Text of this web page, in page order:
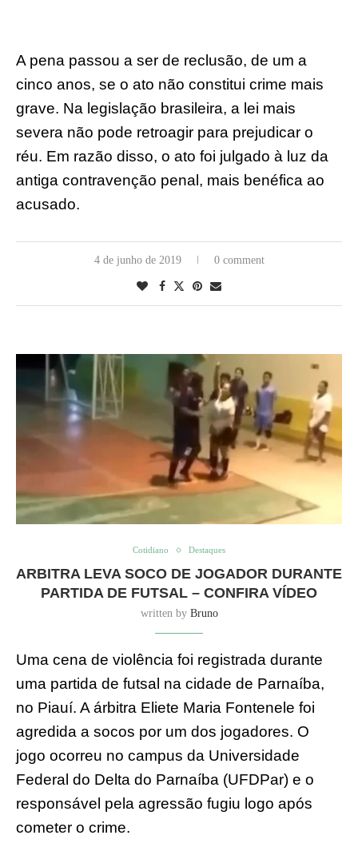
A pena passou a ser de reclusão, de um a
cinco anos, se o ato não constitui crime mais
grave. Na legislação brasileira, a lei mais
severa não pode retroagir para prejudicar o
réu. Em razão disso, o ato foi julgado à luz da
antiga contravenção penal, mais benéfica ao
acusado.
4 de junho de 2019 0 comment
Cotidiano Destaques
ARBITRA LEVA SOCO DE JOGADOR DURANTE
PARTIDA DE FUTSAL – CONFIRA VÍDEO
written by Bruno
Uma cena de violência foi registrada durante
uma partida de futsal na cidade de Parnaíba,
no Piauí. A árbitra Eliete Maria Fontenele foi
agredida a socos por um dos jogadores. O
jogo ocorreu no campus da Universidade
Federal do Delta do Parnaíba (UFDPar) e o
responsável pela agressão fugiu logo após
cometer o crime.